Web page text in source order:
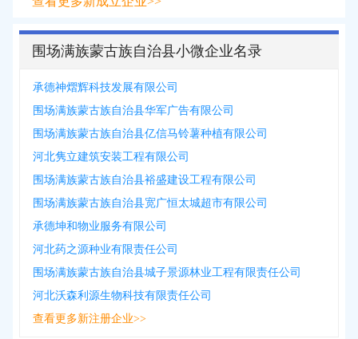
围场满族蒙古族自治县小微企业名录
承德神熠辉科技发展有限公司
围场满族蒙古族自治县华军广告有限公司
围场满族蒙古族自治县亿信马铃薯种植有限公司
河北隽立建筑安装工程有限公司
围场满族蒙古族自治县裕盛建设工程有限公司
围场满族蒙古族自治县宽广恒太城超市有限公司
承德坤和物业服务有限公司
河北药之源种业有限责任公司
围场满族蒙古族自治县城子景源林业工程有限责任公司
河北沃森利源生物科技有限责任公司
查看更多新注册企业>>